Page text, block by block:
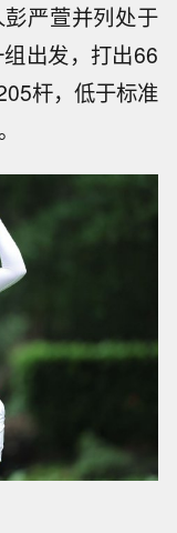
严萱并列处于
出发，打出66
杆，低于标准